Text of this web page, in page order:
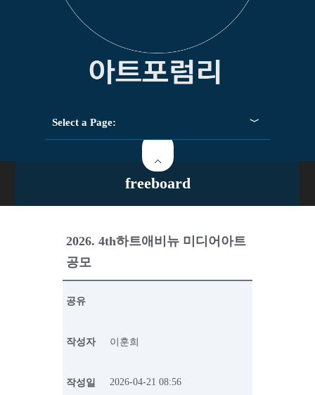
Select a Page:
freeboard
2026. 4th하트애비뉴 미디어아트
공모
공유
작성자 이훈희
작성일 2026-04-21 08:56